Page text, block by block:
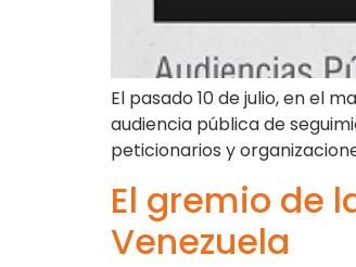
El pasado 10 de julio, en el
audiencia pública de
peticionarios y
El gremio de
Venezuela